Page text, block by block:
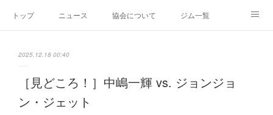
トップ ニュース 協会について ジム一覧
2025.12.18 00:40
［見どころ！］中嶋一輝 vs. ジョンジョ
ン・ジェット